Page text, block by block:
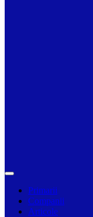
Primarii
Companii
Articole